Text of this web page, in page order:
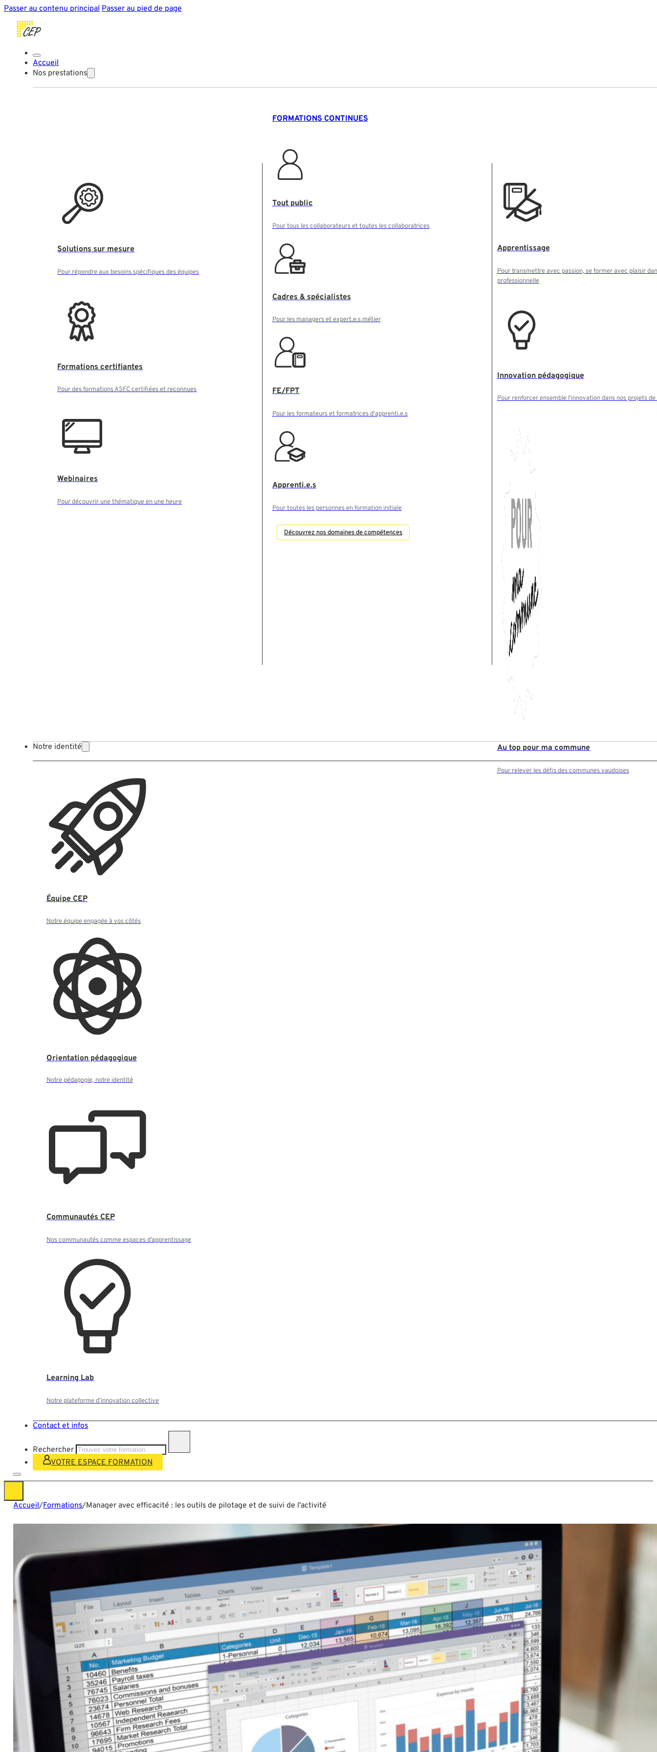
Passer au contenu principal Passer au pied de page
Accueil
Nos prestations
Solutions sur mesure
Pour répondre aux besoins spécifiques des équipes
Formations certifiantes
Pour des formations ASFC certifiées et reconnues
Webinaires
Pour découvrir une thématique en une heure
FORMATIONS CONTINUES
Tout public
Pour tous les collaborateurs et toutes les collaboratrices
Cadres & spécialistes
Pour les managers et expert.e.s métier
FE/FPT
Pour les formateurs et formatrices d'apprenti.e.s
Apprenti.e.s
Pour toutes les personnes en formation initiale
Découvrez nos domaines de compétences
Apprentissage
Pour transmettre avec passion, se former avec plaisir
professionnelle
Innovation pédagogique
Pour renforcer ensemble l'innovation dans nos projets
Au top pour ma commune
Pour relever les défis des communes vaudoises
Notre identité
Équipe CEP
Notre équipe engagée à vos côtés
Orientation pédagogique
Notre pédagogie, notre identité
Communautés CEP
Nos communautés comme espaces d’apprentissage
Learning Lab
Notre plateforme d’innovation collective
Contact et infos
Rechercher
VOTRE ESPACE FORMATION
Accueil/Formations/Manager avec efficacité : les outils de pilotage et de suivi de l'activité